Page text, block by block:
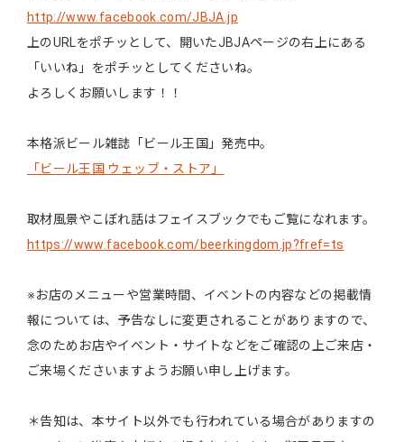
http://www.facebook.com/JBJA.jp
上のURLをポチッとして、開いたJBJAページの右上にある
「いいね」をポチッとしてくださいね。
よろしくお願いします！！
本格派ビール雑誌「ビール王国」発売中。
「ビール王国 ウェッブ・ストア」
取材風景やこぼれ話はフェイスブックでもご覧になれます。
https://www.facebook.com/beerkingdom.jp?fref=ts
※お店のメニューや営業時間、イベントの内容などの掲載情
報については、予告なしに変更されることがありますので、
念のためお店やイベント・サイトなどをご確認の上ご来店・
ご来場くださいますようお願い申し上げます。
＊告知は、本サイト以外でも行われている場合がありますの